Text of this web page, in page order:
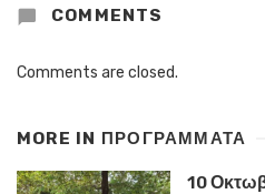
COMMENTS
Comments are closed.
MORE IN ΠΡΟΓΡΑΜΜΑΤΑ
10